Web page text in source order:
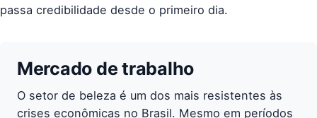
passa credibilidade desde o primeiro dia.
Mercado de trabalho
O setor de beleza é um dos mais resistentes às
crises econômicas no Brasil. Mesmo em períodos